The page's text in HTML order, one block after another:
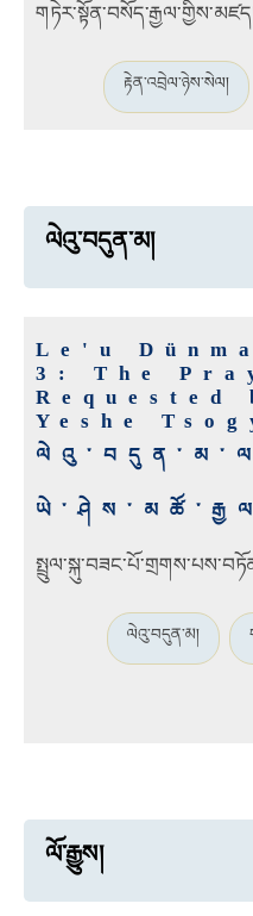
རྟེན་འབྲེལ་ཉེས་སེལ།
ལེའུ་བདུན་མ།
Le'u
3: The
Requested
Yeshe
ལེའུ་བདུན་མ།
ལོ་རྒྱུས།